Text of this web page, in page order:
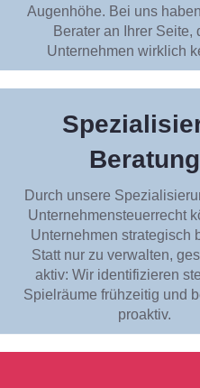
Augenhöhe. Bei uns
Berater an Ihrer Seite,
Unternehmen wirklich
Beratung
Durch unsere
Unternehmensteuerrecht
Unternehmen strategisch
Statt nur zu verwalten,
aktiv: Wir identifizieren
Spielräume frühzeitig und
proaktiv.